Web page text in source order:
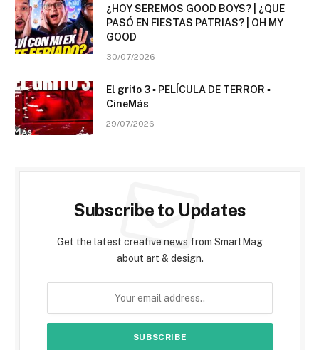
¿HOY SEREMOS GOOD BOYS? | ¿QUE
PASÓ EN FIESTAS PATRIAS? | OH MY
GOOD
30/07/2026
El grito 3 ▫️ PELÍCULA DE TERROR ▫️
CineMás
29/07/2026
Subscribe to Updates
Get the latest creative news from SmartMag
about art & design.